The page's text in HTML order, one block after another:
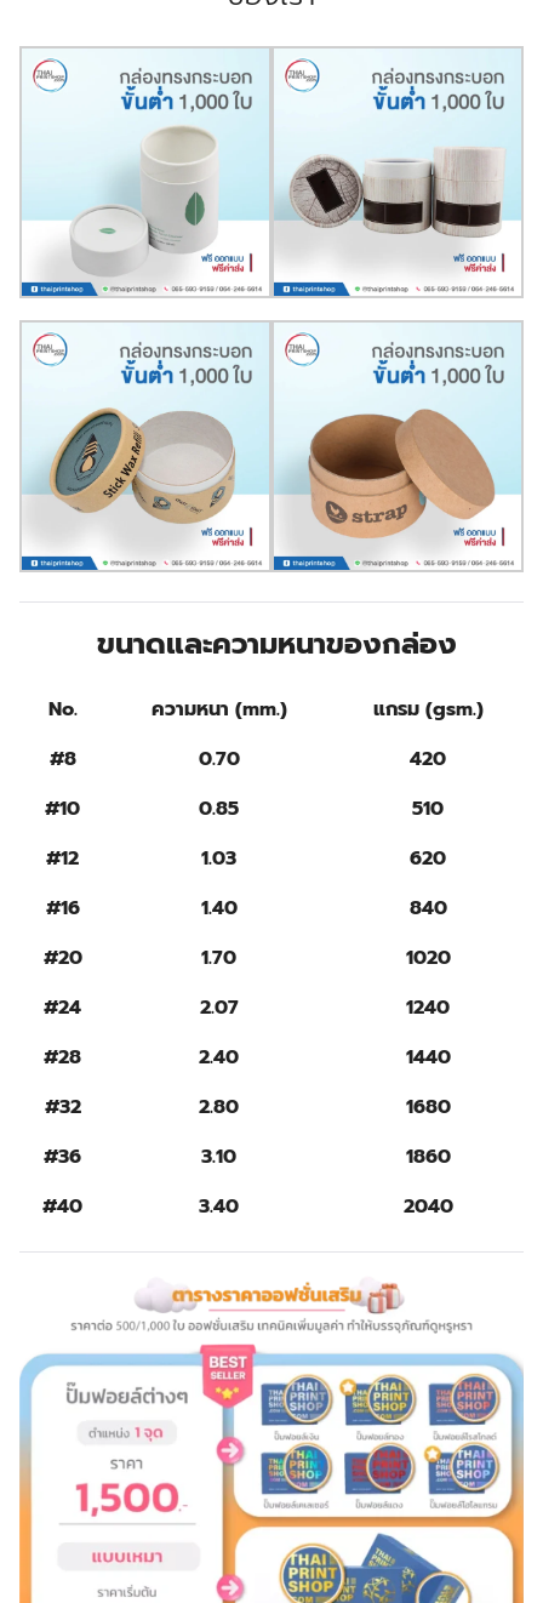
ขนาดและความหนาของกล่อง
No. ความหนา (mm.)
แกรม (gsm.)
#8
0.70
420
#10
0.85
510
#12
1.03
620
#16
1.40
840
#20
1.70
1020
#24
2.07
1240
#28
2.40
1440
#32
2.80
1680
#36
3.10
1860
#40
3.40 2040